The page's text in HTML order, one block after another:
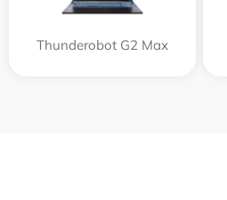
Thunderobot G2 Max